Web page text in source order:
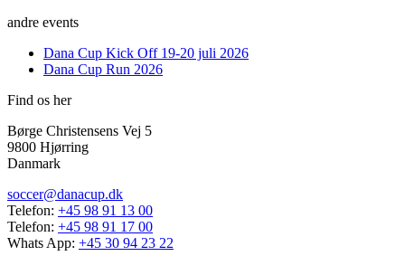
andre events
Dana Cup Kick Off 19-20 juli 2026
Dana Cup Run 2026
Find os her
Børge Christensens Vej 5
9800 Hjørring
Danmark
soccer@danacup.dk
Telefon: +45 98 91 13 00
Telefon: +45 98 91 17 00
Whats App: +45 30 94 23 22